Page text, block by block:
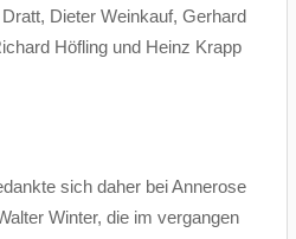
Dieter Weinkauf, Gerhard
Höfling und Heinz Krapp
sich daher bei Annerose
Winter, die im vergangen